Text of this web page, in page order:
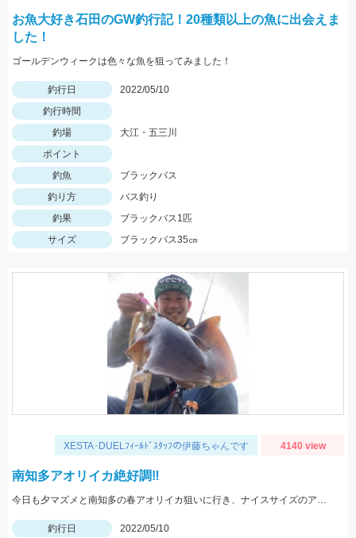
お魚大好き石田のGW釣行記！20種類以上の魚に出会えま
した！
ゴールデンウィークは色々な魚を狙ってみました！
釣行日
2022/05/10
釣行時間
釣場
大江・五三川
ポイント
釣魚
ブラックバス
釣り方
バス釣り
釣果
ブラックバス1匹
サイズ
ブラックバス35㎝
XESTA･DUELﾌｨｰﾙﾄﾞｽﾀｯﾌの伊藤ちゃんです 4140 view
南知多アオリイカ絶好調‼️
今日も夕マズメと南知多の春アオリイカ狙いに行き、ナイスサイズのアオリイカに出会えました‼️
釣行日
2022/05/10